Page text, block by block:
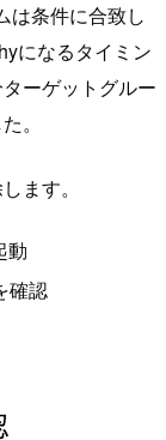
は条件に合致し
になるタイミン
ーゲットグルー
。
ます。
動
確認